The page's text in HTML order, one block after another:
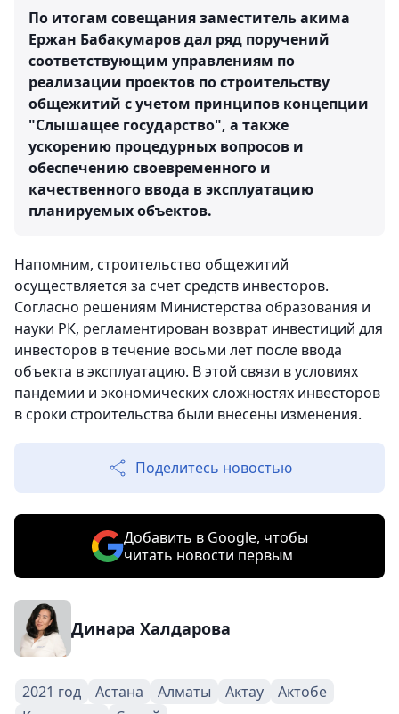
По итогам совещания заместитель акима
Ержан Бабакумаров дал ряд поручений
соответствующим управлениям по
реализации проектов по строительству
общежитий с учетом принципов концепции
"Слышащее государство", а также
ускорению процедурных вопросов и
обеспечению своевременного и
качественного ввода в эксплуатацию
планируемых объектов.
Напомним, строительство общежитий
осуществляется за счет средств инвесторов.
Согласно решениям Министерства образования и
науки РК, регламентирован возврат инвестиций для
инвесторов в течение восьми лет после ввода
объекта в эксплуатацию. В этой связи в условиях
пандемии и экономических сложностях инвесторов
в сроки строительства были внесены изменения.
Поделитесь новостью
Добавить в Google, чтобы
читать новости первым
Динара Халдарова
2021 год Астана Алматы Актау
Актобе